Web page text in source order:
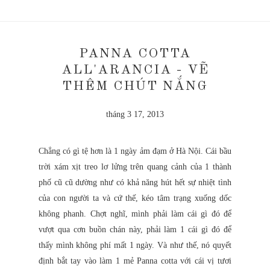
PANNA COTTA
ALL'ARANCIA - VẼ
THÊM CHÚT NẮNG
tháng 3 17, 2013
Chẳng có gì tệ hơn là 1 ngày ảm đạm ở Hà Nội. Cái bầu
trời xám xịt treo lơ lửng trên quang cảnh của 1 thành
phố cũ cũ dường như có khả năng hút hết sự nhiệt tình
của con người ta và cứ thế, kéo tâm trạng xuống dốc
không phanh. Chợt nghĩ, mình phải làm cái gì đó để
vượt qua cơn buồn chán này, phải làm 1 cái gì đó để
thấy mình không phí mất 1 ngày. Và như thế, nó quyết
định bắt tay vào làm 1 mẻ Panna cotta với cái vị tươi